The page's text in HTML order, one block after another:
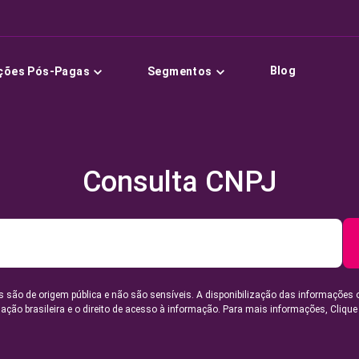
Pós-Pagas Segmentos Blog
Consulta CNPJ
são de origem pública e não são sensíveis. A disponibilização das informações
brasileira e o direito de acesso à informação. Para mais informações,